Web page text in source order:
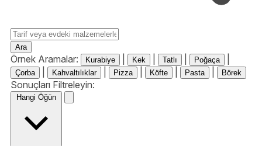
Ara
Örnek Aramalar: Kurabiye Kek Tatlı Poğaça
Çorba Kahvaltılıklar Pizza Köfte Pasta Börek
Sonuçları Filtreleyin:
Hangi Öğün